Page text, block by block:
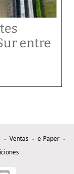
entre
Ventas
e-Paper